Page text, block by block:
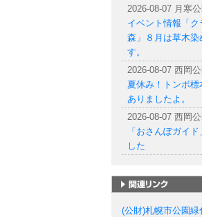
2026-08-07 月寒公
イベント情報「ク
森」８月は草木染
す。
2026-08-07 西岡公
夏休み！トンボ
ありましたよ。
2026-08-07 西岡公
「おさんぽガイ
した
(公財)札幌市公園緑